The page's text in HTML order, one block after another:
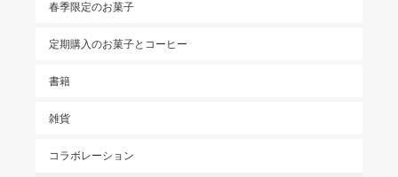
春季限定のお菓子
定期購入のお菓子とコーヒー
書籍
雑貨
コラボレーション